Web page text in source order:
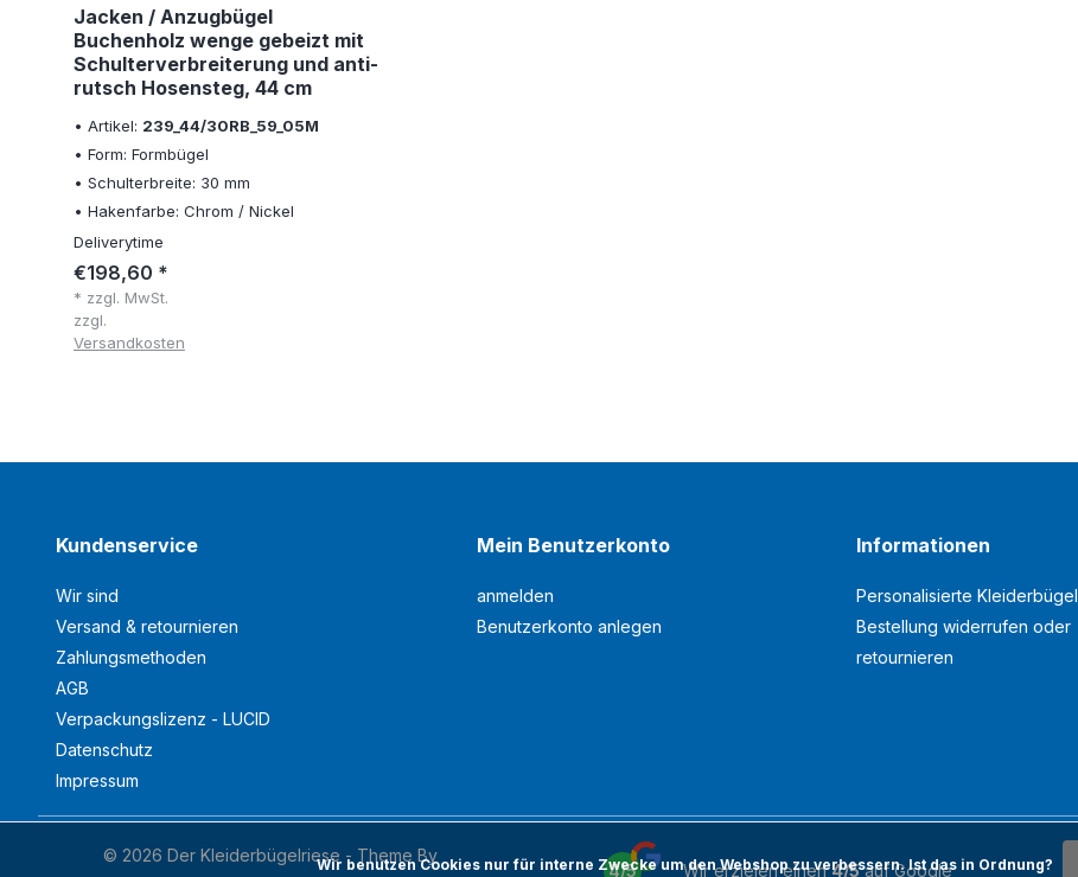
Jacken / Anzugbügel
Buchenholz wenge gebeizt mit
Schulterverbreiterung und anti-
rutsch Hosensteg, 44 cm
• Artikel: 239_44/30RB_59_05M
• Form: Formbügel
• Schulterbreite: 30 mm
• Hakenfarbe: Chrom / Nickel
Deliverytime
€198,60 *
* zzgl. MwSt.
zzgl.
Versandkosten
Kundenservice
Wir sind
Versand & retournieren
Zahlungsmethoden
AGB
Verpackungslizenz - LUCID
Datenschutz
Impressum
Mein Benutzerkonto
anmelden
Benutzerkonto anlegen
Informationen
Personalisierte Kleiderbügel
Bestellung widerrufen oder
retournieren
© 2026 Der Kleiderbügelriese - Theme By
4/5 Wir erzielen einen4/5aufGoogle
Wir benutzen Cookies nur für interne Zwecke um den Webshop zu verbessern. Ist das in Ordnung?